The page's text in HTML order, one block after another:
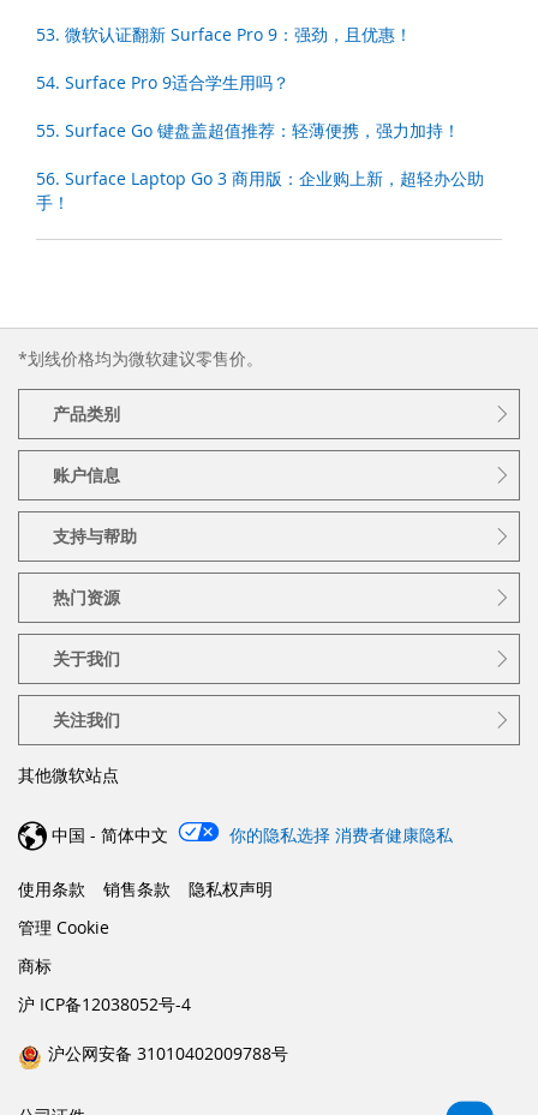
53. 微软认证翻新 Surface Pro 9：强劲，且优惠！
54. Surface Pro 9适合学生用吗？
55. Surface Go 键盘盖超值推荐：轻薄便携，强力加持！
56. Surface Laptop Go 3 商用版：企业购上新，超轻办公助
手！
*划线价格均为微软建议零售价。
产品类别
账户信息
支持与帮助
热门资源
关于我们
关注我们
其他微软站点
中国 - 简体中文 你的隐私选择 消费者健康隐私
使用条款 销售条款
隐私权声明
管理 Cookie
商标
沪 ICP备12038052号-4
沪公网安备 31010402009788号